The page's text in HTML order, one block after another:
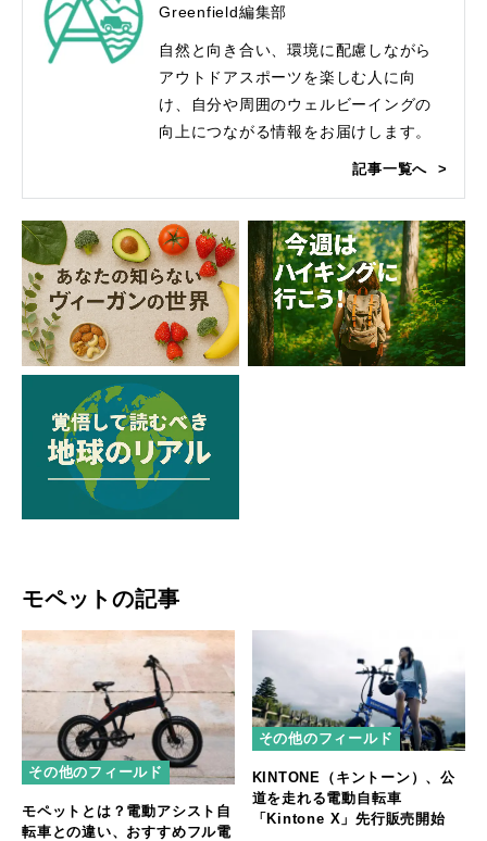
Greenfield編集部
自然と向き合い、環境に配慮しながら
アウトドアスポーツを楽しむ人に向
け、自分や周囲のウェルビーイングの
向上につながる情報をお届けします。
記事一覧へ
モペットの記事
その他のフィールド
モペットとは？電動アシスト自
転車との違い、おすすめフル電
その他のフィールド
KINTONE（キントーン）、公
道を走れる電動自転車
「Kintone X」先行販売開始